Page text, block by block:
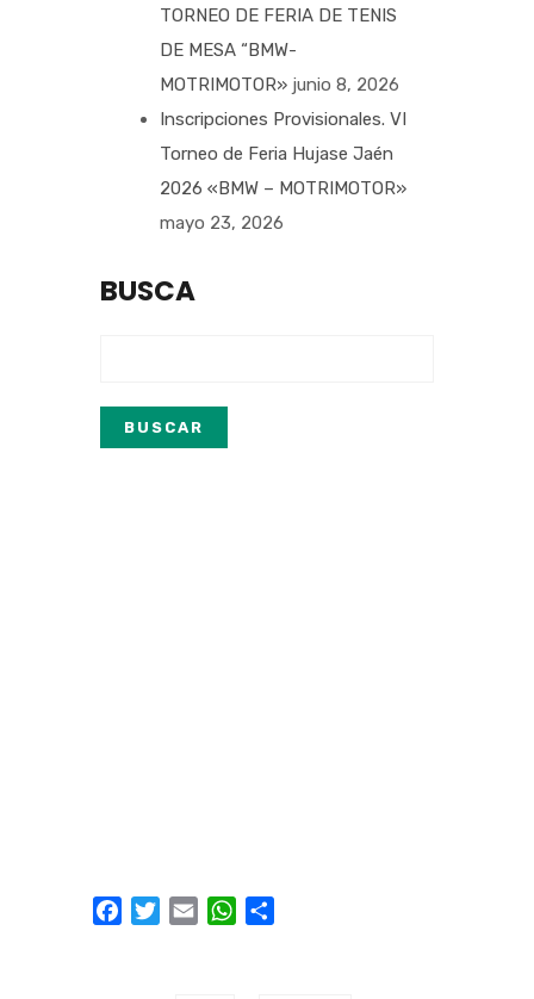
TORNEO DE FERIA DE TENIS
DE MESA “BMW-
MOTRIMOTOR» junio 8, 2026
Inscripciones Provisionales. VI
Torneo de Feria Hujase Jaén
2026 «BMW – MOTRIMOTOR»
mayo 23, 2026
BUSCA
FacebookTwitter
Email WhatsApp